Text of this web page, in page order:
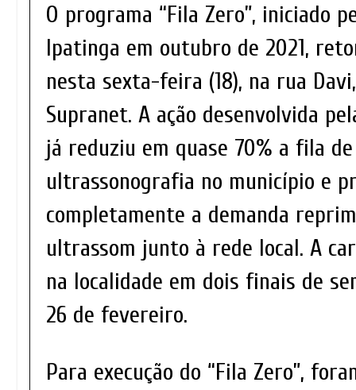
O programa “Fila Zero”, iniciado
Ipatinga em outubro de 2021,
nesta sexta-feira (18), na rua
Supranet. A ação desenvolvida
já reduziu em quase 70% a fila
ultrassonografia no município e
completamente a demanda
ultrassom junto à rede local. A
na localidade em dois finais de
26 de fevereiro.
Para execução do “Fila Zero”,